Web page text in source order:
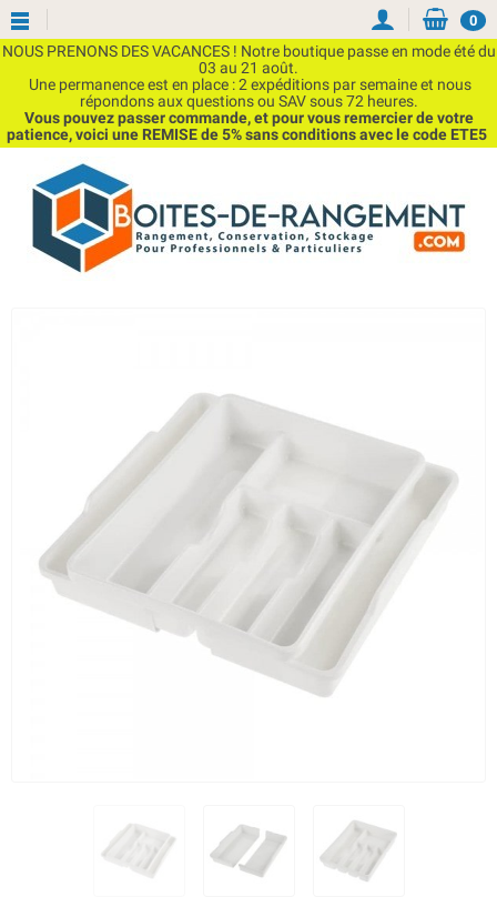
NOUS PRENONS DES VACANCES ! Notre boutique passe en mode été du
03 au 21 août.
Une permanence est en place : 2 expéditions par semaine et nous
répondons aux questions ou SAV sous 72 heures.
Vous pouvez passer commande, et pour vous remercier de votre
patience, voici une REMISE de 5% sans conditions avec le code ETE5
0